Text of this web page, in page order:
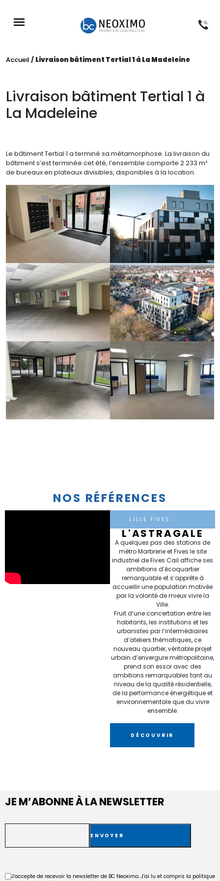
Accueil / Livraison bâtiment Tertial 1 à La Madeleine
Livraison bâtiment Tertial 1 à
La Madeleine
Le bâtiment Tertial 1 a terminé sa métamorphose. La livraison du
bâtiment s’est terminée cet été, l’ensemble comporte 2 233 m²
de bureaux en plateaux divisibles, disponibles à la location.
NOS RÉFÉRENCES
LILLE FIVES
L'ASTRAGALE
A quelques pas des stations de
métro Marbrerie et Fives le site
industriel de Fives Cail affiche ses
ambitions d’écoquartier
remarquable et s’apprête à
accueillir une population motivée
par la volonté de mieux vivre la
Ville.
Fruit d’une concertation entre les
habitants, les institutions et les
urbanistes par l’intermédiaires
d’ateliers thématiques, ce
nouveau quartier, véritable projet
urbain d’envergure métropolitaine,
prend son essor avec des
ambitions remarquables tant au
niveau de la qualité résidentielle,
de la performance énergétique et
environnementale que du vivre
ensemble.
DÉCOUVRIR
JE M’ABONNE À LA NEWSLETTER
RGPD
J’accepte de recevoir la newsletter de BC Neoximo. J’ai lu et compris la politique